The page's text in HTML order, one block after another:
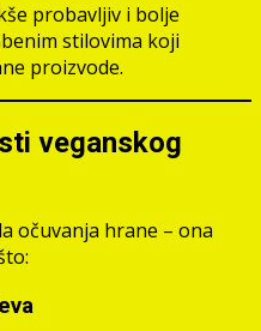
probavljiv i bolje
stilovima koji
proizvode.
veganskog
očuvanja hrane – ona